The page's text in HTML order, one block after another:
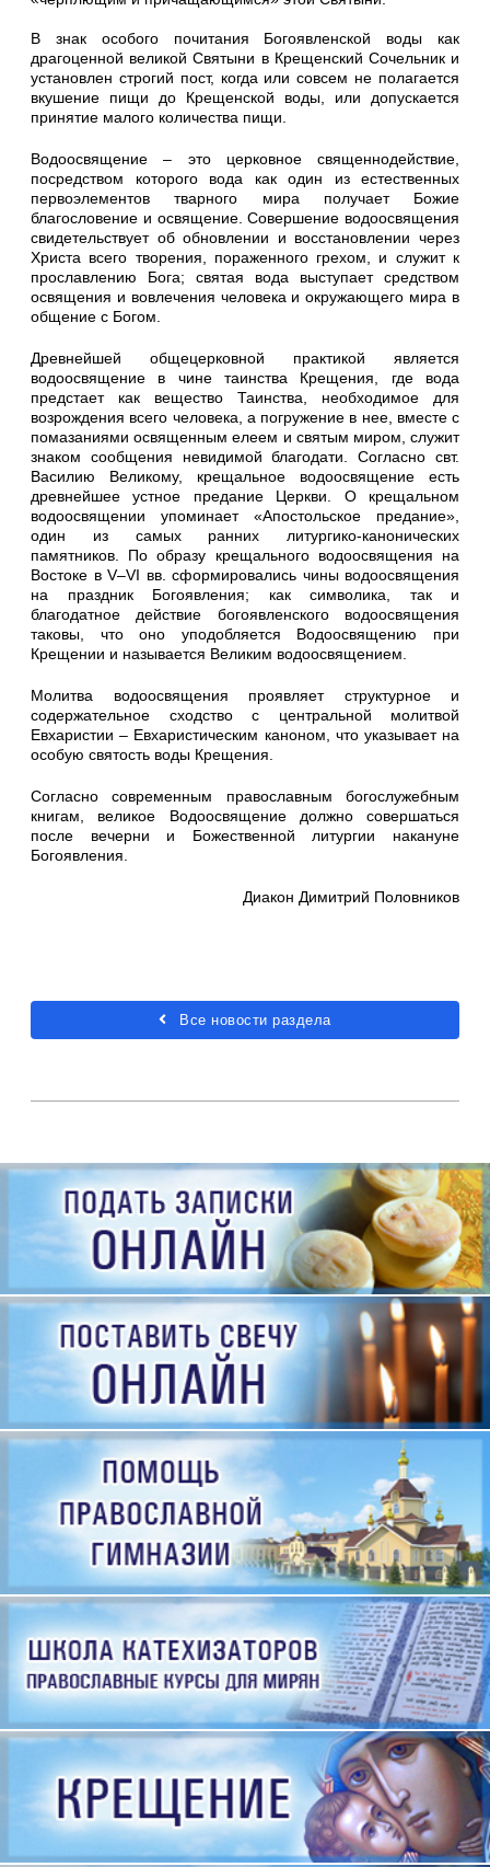
В знак особого почитания Богоявленской воды как
драгоценной великой Святыни в Крещенский Сочельник и
установлен строгий пост, когда или совсем не полагается
вкушение пищи до Крещенской воды, или допускается
принятие малого количества пищи.
Водоосвящение – это церковное священнодействие,
посредством которого вода как один из естественных
первоэлементов тварного мира получает Божие
благословение и освящение. Совершение водоосвящения
свидетельствует об обновлении и восстановлении через
Христа всего творения, пораженного грехом, и служит к
прославлению Бога; святая вода выступает средством
освящения и вовлечения человека и окружающего мира в
общение с Богом.
Древнейшей общецерковной практикой является
водоосвящение в чине таинства Крещения, где вода
предстает как вещество Таинства, необходимое для
возрождения всего человека, а погружение в нее, вместе с
помазаниями освященным елеем и святым миром, служит
знаком сообщения невидимой благодати. Согласно свт.
Василию Великому, крещальное водоосвящение есть
древнейшее устное предание Церкви. О крещальном
водоосвящении упоминает «Апостольское предание»,
один из самых ранних литургико-канонических
памятников. По образу крещального водоосвящения на
Востоке в V–VI вв. сформировались чины водоосвящения
на праздник Богоявления; как символика, так и
благодатное действие богоявленского водоосвящения
таковы, что оно уподобляется Водоосвящению при
Крещении и называется Великим водоосвящением.
Молитва водоосвящения проявляет структурное и
содержательное сходство с центральной молитвой
Евхаристии – Евхаристическим каноном, что указывает на
особую святость воды Крещения.
Согласно современным православным богослужебным
книгам, великое Водоосвящение должно совершаться
после вечерни и Божественной литургии накануне
Богоявления.
Диакон Димитрий Половников
Все новости раздела